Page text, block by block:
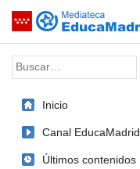
Saltar navegación
Palabra o frase:
Inicio
Canal EducaMadrid
Últimos contenidos